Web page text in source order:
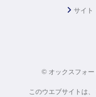
サイト
© オックスフォ
このウエブサイトは